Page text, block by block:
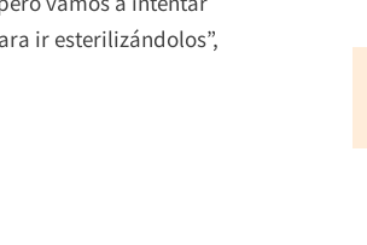
ir esterilizándolos”,